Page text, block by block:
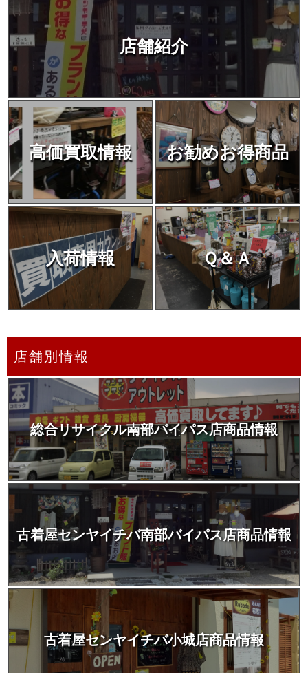
店舗紹介
高価買取情報 お勧めお得商品
入荷情報 Ｑ＆Ａ
店舗別情報
総合リサイクル南部バイパス店商品情報
古着屋センヤイチバ南部バイパス店商品情報
古着屋センヤイチバ小城店商品情報